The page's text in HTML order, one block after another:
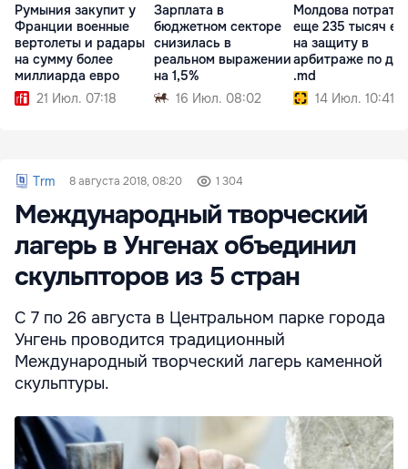
Румыния закупит у
Франции военные
вертолеты и радары
на сумму более
миллиарда евро
21 Июл. 07:18
Зарплата в
бюджетном секторе
снизилась в
реальном выражении
на 1,5%
16 Июл. 08:02
Молдова
еще 235 тысяч
на защиту в
арбитраже по
.md
14 Июл. 10:41
Trm 8 августа 2018, 08:20 1 304
Международный творческий
лагерь в Унгенах объединил
скульпторов из 5 стран
С 7 по 26 августа в Центральном парке города
Унгень проводится традиционный
Международный творческий лагерь каменной
скульптуры.